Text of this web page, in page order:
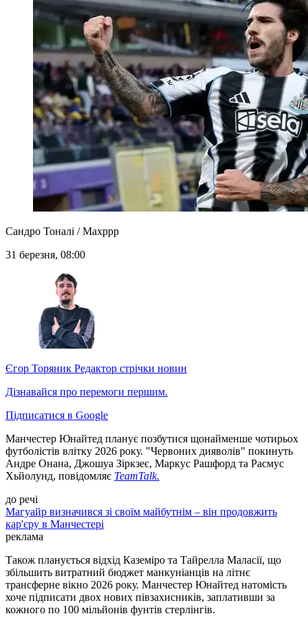
Сандро Тоналі / Maxppp
31 березня, 08:00
Єгор Торяник Редактор стрічки новин
Дізнавайся про перемоги першим.
Підписатися в Google
Манчестер Юнайтед планує позбутися щонайменше чотирьох
футболістів влітку 2026 року. "Червоних дияволів" покинуть
Андре Онана, Джошуа Зіркзеє, Маркус Рашфорд та Расмус
Хьйолунд, повідомляє TeamTalk.
до речі
Магуайр визначився зі своїм майбутнім – він продовжить
кар'єру в Манчестері
реклама
Також планується відхід Каземіро та Тайрелла Маласії, що
збільшить витратний бюджет манкуніанців на літнє
трансферне вікно 2026 року. Манчестер Юнайтед натомість
хоче підписати двох нових півзахисників, заплативши за
кожного по 100 мільйонів фунтів стерлінгів.